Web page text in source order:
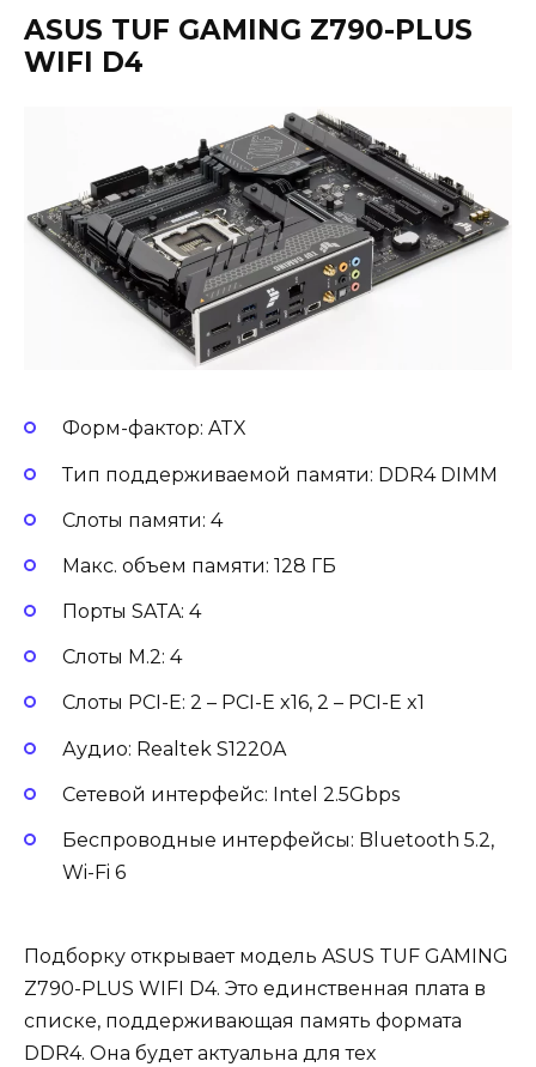
ASUS TUF GAMING Z790-PLUS
WIFI D4
Форм-фактор: ATX
Тип поддерживаемой памяти: DDR4 DIMM
Слоты памяти: 4
Макс. объем памяти: 128 ГБ
Порты SATA: 4
Слоты M.2: 4
Слоты PCI-E: 2 – PCI-E x16, 2 – PCI-E x1
Аудио: Realtek S1220A
Сетевой интерфейс: Intel 2.5Gbps
Беспроводные интерфейсы: Bluetooth 5.2,
Wi-Fi 6
Подборку открывает модель ASUS TUF GAMING
Z790-PLUS WIFI D4. Это единственная плата в
списке, поддерживающая память формата
DDR4. Она будет актуальна для тех